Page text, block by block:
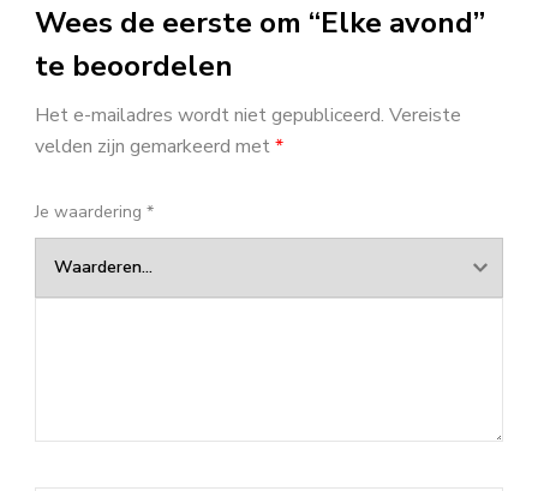
Wees de eerste om “Elke avond”
te beoordelen
Het e-mailadres wordt niet gepubliceerd. Vereiste
velden zijn gemarkeerd met*
Je waardering *